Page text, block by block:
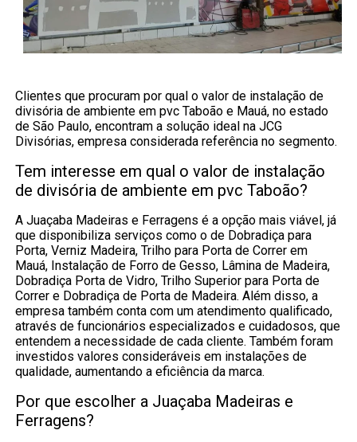
Clientes que procuram por qual o valor de instalação de
divisória de ambiente em pvc Taboão e Mauá, no estado
de São Paulo, encontram a solução ideal na JCG
Divisórias, empresa considerada referência no segmento.
Tem interesse em qual o valor de instalação
de divisória de ambiente em pvc Taboão?
A Juaçaba Madeiras e Ferragens é a opção mais viável, já
que disponibiliza serviços como o de Dobradiça para
Porta, Verniz Madeira, Trilho para Porta de Correr em
Mauá, Instalação de Forro de Gesso, Lâmina de Madeira,
Dobradiça Porta de Vidro, Trilho Superior para Porta de
Correr e Dobradiça de Porta de Madeira. Além disso, a
empresa também conta com um atendimento qualificado,
através de funcionários especializados e cuidadosos, que
entendem a necessidade de cada cliente. Também foram
investidos valores consideráveis em instalações de
qualidade, aumentando a eficiência da marca.
Por que escolher a Juaçaba Madeiras e
Ferragens?